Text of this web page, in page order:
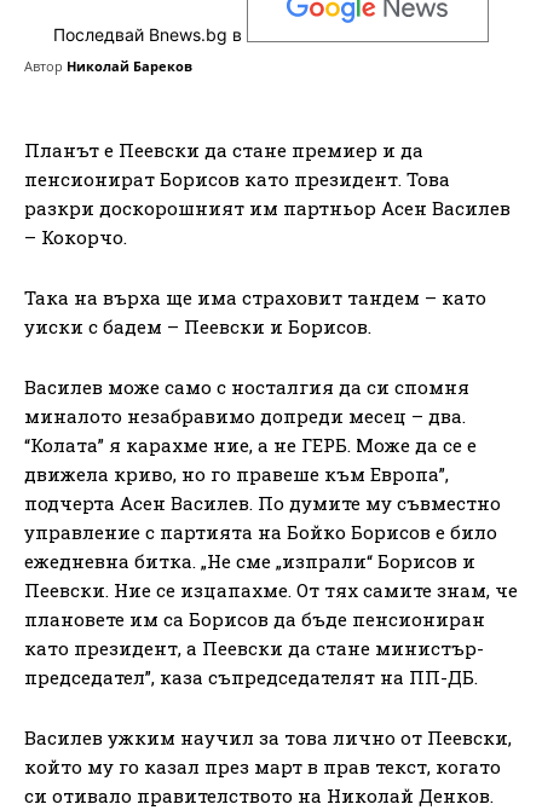
Последвай Bnews.bg в
Автор Николай Бареков
Планът е Пеевски да стане премиер и да
пенсионират Борисов като президент. Това
разкри доскорошният им партньор Асен Василев
– Кокорчо.
Така на върха ще има страховит тандем – като
уиски с бадем – Пеевски и Борисов.
Василев може само с носталгия да си спомня
миналото незабравимо допреди месец – два.
“Колата” я карахме ние, а не ГЕРБ. Може да се е
движела криво, но го правеше към Европа”,
подчерта Асен Василев. По думите му съвместно
управление с партията на Бойко Борисов е било
ежедневна битка. „Не сме „изпрали“ Борисов и
Пеевски. Ние се изцапахме. От тях самите знам, че
плановете им са Борисов да бъде пенсиониран
като президент, а Пеевски да стане министър-
председател”, каза съпредседателят на ПП-ДБ.
Василев ужким научил за това лично от Пеевски,
който му го казал през март в прав текст, когато
си отивало правителството на Николай Денков.